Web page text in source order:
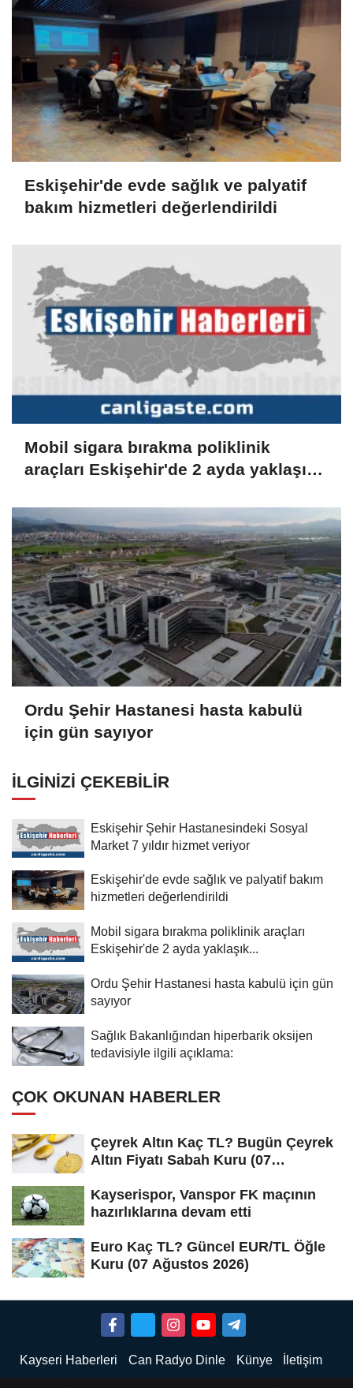
Eskişehir'de evde sağlık ve palyatif
bakım hizmetleri değerlendirildi
Mobil sigara bırakma poliklinik
araçları Eskişehir'de 2 ayda yaklaşık
Ordu Şehir Hastanesi hasta kabulü
için gün sayıyor
İLGINIZI ÇEKEBILIR
Eskişehir Şehir Hastanesindeki Sosyal
Market 7 yıldır hizmet veriyor
Eskişehir'de evde sağlık ve palyatif bakım
hizmetleri değerlendirildi
Mobil sigara bırakma poliklinik araçları
Eskişehir'de 2 ayda yaklaşık...
Ordu Şehir Hastanesi hasta kabulü için gün
sayıyor
Sağlık Bakanlığından hiperbarik oksijen
tedavisiyle ilgili açıklama:
ÇOK OKUNAN HABERLER
Çeyrek Altın Kaç TL? Bugün Çeyrek
Altın Fiyatı Sabah Kuru (07
Kayserispor, Vanspor FK maçının
hazırlıklarına devam etti
Euro Kaç TL? Güncel EUR/TL Öğle
Kuru (07 Ağustos 2026)
Kayseri Haberleri Can Radyo Dinle Künye İletişim